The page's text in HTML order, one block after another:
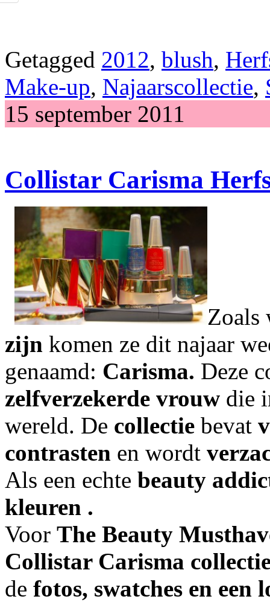
Getagged 2012, blush,
Make-up, Najaarscollectie,
15 september 2011
Collistar Carisma
Zoals
zijn komen ze dit najaar
genaamd: Carisma. Deze
zelfverzekerde vrouw die
wereld. De collectie bevat
contrasten en wordt
Als een echte beauty
kleuren .
Voor The Beauty
Collistar Carisma
de fotos, swatches en een